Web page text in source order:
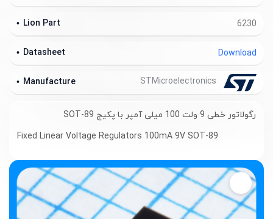
6230
Lion Part
Download
Datasheet
Manufacture
رگولاتور خطی 9 ولت 100 میلی آمپر با پکیج SOT-89
Fixed Linear Voltage Regulators 100mA 9V SOT-89